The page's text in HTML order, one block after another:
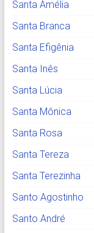
Santa Amélia
Santa Branca
Santa Efigênia
Santa Inês
Santa Lúcia
Santa Mônica
Santa Rosa
Santa Tereza
Santa Terezinha
Santo Agostinho
Santo André